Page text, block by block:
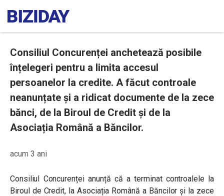
Consiliul Concurenței anchetează posibile
înțelegeri pentru a limita accesul
persoanelor la credite. A făcut controale
neanunțate și a ridicat documente de la zece
bănci, de la Biroul de Credit și de la
Asociația Română a Băncilor.
acum 3 ani
Consiliul Concurenței anunță că a terminat controalele la
Biroul de Credit, la Asociația Română a Băncilor și la zece